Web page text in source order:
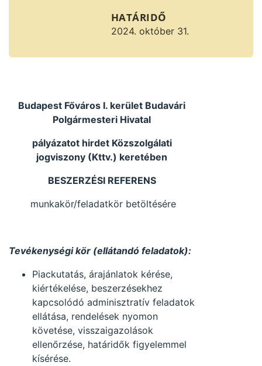
pályázatot hirdet
Beszerzési Referens
HATÁRIDŐ
2024. október 31.
Budapest Főváros I. kerület Budavári
Polgármesteri Hivatal
pályázatot hirdet Közszolgálati
jogviszony (Kttv.) keretében
BESZERZÉSI REFERENS
munkakör/feladatkör betöltésére
Tevékenységi kör (ellátandó feladatok):
Piackutatás, árajánlatok kérése,
kiértékelése, beszerzésekhez
kapcsolódó adminisztratív feladatok
ellátása, rendelések nyomon
követése, visszaigazolások
ellenőrzése, határidők figyelemmel
kísérése.